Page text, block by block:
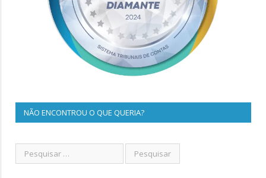
NÃO ENCONTROU O QUE QUERIA?